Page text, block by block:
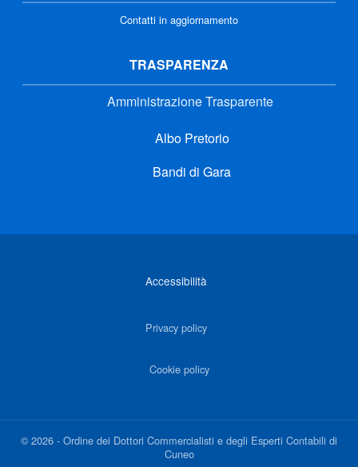
Contatti in aggiornamento
TRASPARENZA
Amministrazione Trasparente
Albo Pretorio
Bandi di Gara
Accessibilità
Privacy policy
Cookie policy
©2026 - Ordine dei Dottori Commercialisti e degli Esperti Contabili di
Cuneo